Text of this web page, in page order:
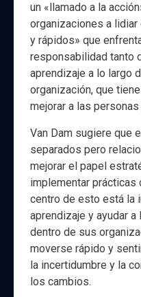
un «llamado a la
organizaciones a
y rápidos» que
responsabilidad tanto
aprendizaje a lo largo
organización, que
mejorar a las
Van Dam sugiere que
separados pero
mejorar el papel
implementar prácticas
centro de esto está la
aprendizaje y ayudar
dentro de sus
moverse rápido y
la incertidumbre y la
los cambios.